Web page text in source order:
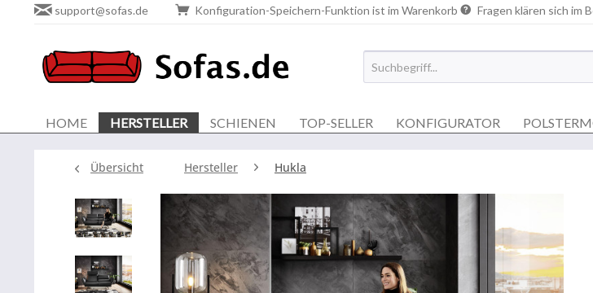
support@sofas.de Konfiguration-Speichern-Funktion ist im Warenkorb Fragen klären sich im
HOME HERSTELLER SCHIENEN TOP-SELLER KONFIGURATOR
Übersicht Hersteller Hukla